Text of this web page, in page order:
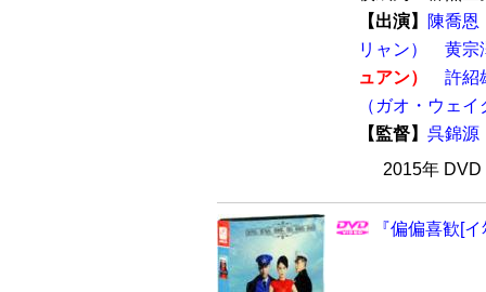
【出演】
陳喬恩
リャン）
黄宗
ュアン）
許紹
（ガオ・ウェ
【監督】 呉錦源
2015年
『偏偏喜歓[